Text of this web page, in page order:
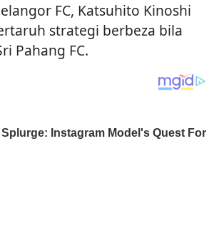
FC, Katsuhito Kinoshi
strategi berbeza bila
Pahang FC.